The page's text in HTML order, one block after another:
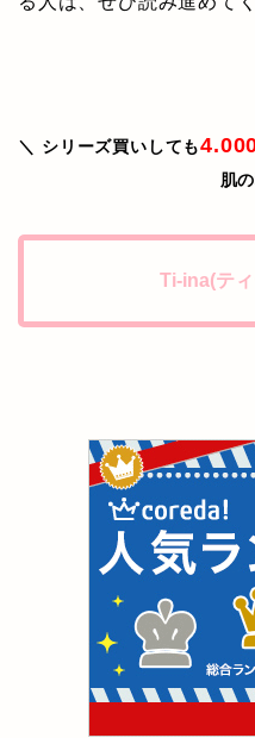
＼ シリーズ買いしても
肌
Ti-ina(ティ